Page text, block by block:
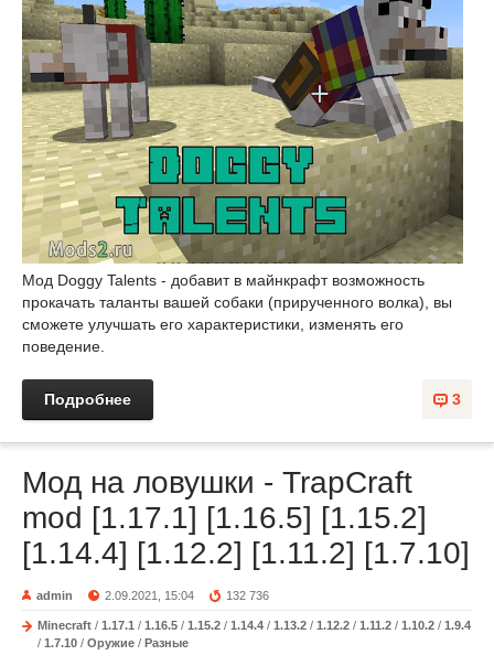
Мод Doggy Talents - добавит в майнкрафт возможность
прокачать таланты вашей собаки (прирученного волка), вы
сможете улучшать его характеристики, изменять его
поведение.
3
Подробнее
Мод на ловушки - TrapCraft
mod [1.17.1] [1.16.5] [1.15.2]
[1.14.4] [1.12.2] [1.11.2] [1.7.10]
admin 2.09.2021, 15:04 132 736
Minecraft / 1.17.1 / 1.16.5 / 1.15.2 / 1.14.4 / 1.13.2 / 1.12.2 / 1.11.2 / 1.10.2 / 1.9.4
/ 1.7.10 / Оружие / Разные